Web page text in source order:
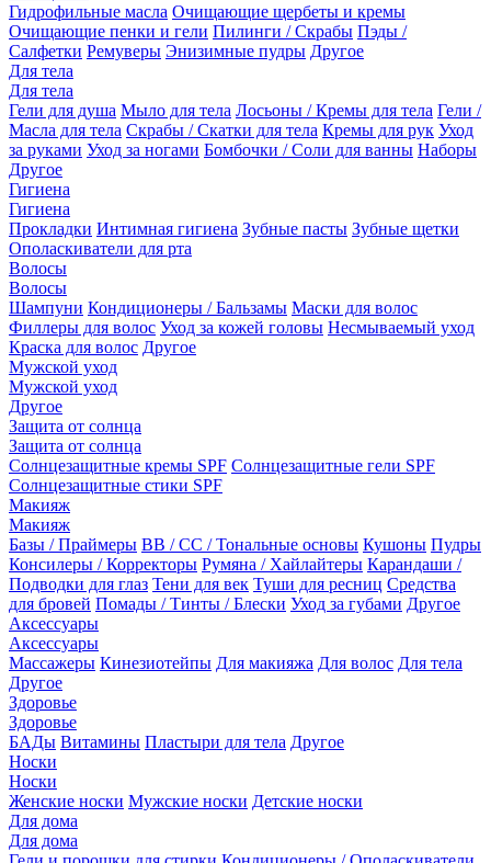
Гидрофильные масла Очищающие щербеты и кремы
Очищающие пенки и гели Пилинги / Скрабы Пэды /
Салфетки Ремуверы Энизимные пудры Другое
Для тела
Для тела
Гели для душа Мыло для тела Лосьоны / Кремы для тела Гели /
Масла для тела Скрабы / Скатки для тела Кремы для рук Уход
за руками Уход за ногами Бомбочки / Соли для ванны Наборы
Другое
Гигиена
Гигиена
Прокладки Интимная гигиена Зубные пасты Зубные щетки
Ополаскиватели для рта
Волосы
Волосы
Шампуни Кондиционеры / Бальзамы Маски для волос
Филлеры для волос Уход за кожей головы Несмываемый уход
Краска для волос Другое
Мужской уход
Мужской уход
Другое
Защита от солнца
Защита от солнца
Солнцезащитные кремы SPF Солнцезащитные гели SPF
Солнцезащитные стики SPF
Макияж
Макияж
Базы / Праймеры BB / CC / Тональные основы Кушоны Пудры
Консилеры / Корректоры Румяна / Хайлайтеры Карандаши /
Подводки для глаз Тени для век Туши для ресниц Средства
для бровей Помады / Тинты / Блески Уход за губами Другое
Аксессуары
Аксессуары
Массажеры Кинезиотейпы Для макияжа Для волос Для тела
Другое
Здоровье
Здоровье
БАДы Витамины Пластыри для тела Другое
Носки
Носки
Женские носки Мужские носки Детские носки
Для дома
Для дома